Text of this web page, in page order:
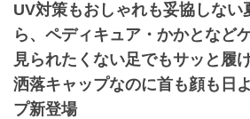
UV対策もおしゃれも妥協しない
ら、ペディキュア・かかとなど
見られたくない足でもサッと履
洒落キャップなのに首も顔も日
プ新登場